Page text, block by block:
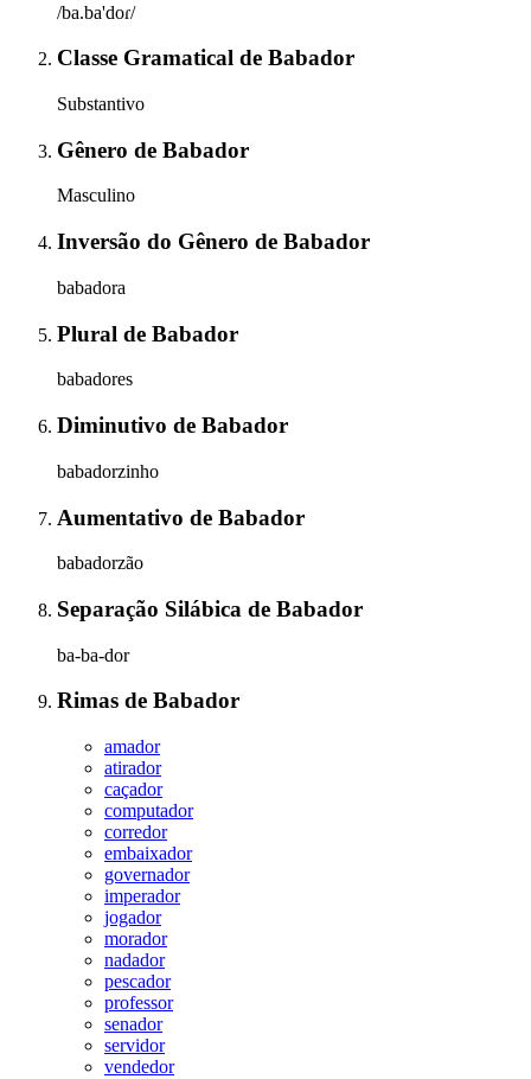
/ba.ba'doɾ/
Classe Gramatical de Babador
Substantivo
Gênero de Babador
Masculino
Inversão do Gênero de Babador
babadora
Plural de Babador
babadores
Diminutivo de Babador
babadorzinho
Aumentativo de Babador
babadorzão
Separação Silábica de Babador
ba-ba-dor
Rimas de Babador
amador
atirador
caçador
computador
corredor
embaixador
governador
imperador
jogador
morador
nadador
pescador
professor
senador
servidor
vendedor